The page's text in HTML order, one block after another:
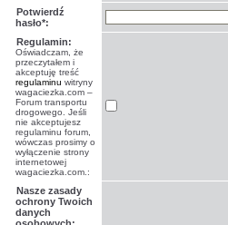
Potwierdź
hasło*:
Regulamin:
Oświadczam, że
przeczytałem i
akceptuję treść
regulaminu witryny
wagaciezka.com –
Forum transportu
drogowego. Jeśli
nie akceptujesz
regulaminu forum,
wówczas prosimy o
wyłączenie strony
internetowej
wagaciezka.com.:
Nasze zasady
ochrony Twoich
danych